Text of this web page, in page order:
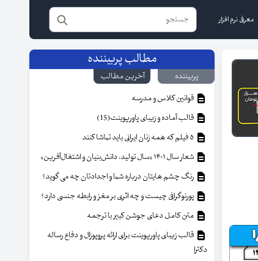
معرفی نرم افزار
مطالب پربیننده
پربیننده
آخرین مطالب
قوانین کلاس و مدرسه
قالب آماده و زیبای پاورپوینت(15)
شعار سال ۱۴۰۱ «سال تولید، دانش‌بنیان و اشتغال‌آفرین»
رنگ چشم هایتان درباره شما و اجدادتان چه می گوید؟
پورنوگرافی چیست و چه اثری بر مغز و رابطه جنسی دارد؟
متن کامل دعای جوشن کبیر با ترجمه
قالب زیبای پاورپوینت برای ارائه پروپوزال و دفاع رساله
دکترا